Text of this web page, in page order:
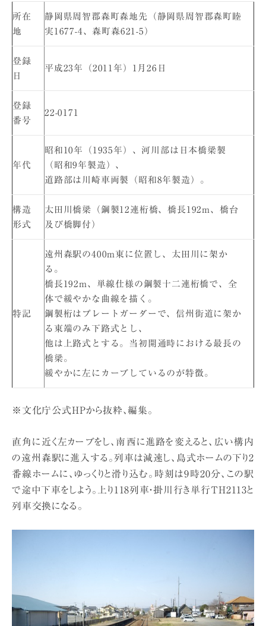
所在
地
静岡県周智郡森町森地先（静岡県周智郡森町睦
実1677-4、森町森621-5）
登録
日
平成23年（2011年）1月26日
登録
番号
22-0171
年代
昭和10年（1935年）、河川部は日本橋梁製
（昭和9年製造）、
道路部は川崎車両製（昭和8年製造）。
構造
形式
太田川橋梁（鋼製12連桁橋、橋長192m、橋台
及び橋脚付）
特記
遠州森駅の400m東に位置し、太田川に架か
る。
橋長192m、単線仕様の鋼製十二連桁橋で、全
体で緩やかな曲線を描く。
鋼製桁はプレートガーダーで、信州街道に架か
る東端のみ下路式とし、
他は上路式とする。当初開通時における最長の
橋梁。
緩やかに左にカーブしているのが特徴。
※文化庁公式HPから抜粋、編集。
直角に近く左カーブをし、南西に進路を変えると、広い構内
の遠州森駅に進入する。列車は減速し、島式ホームの下り2
番線ホームに、ゆっくりと滑り込む。時刻は9時20分、この駅
で途中下車をしよう。上り118列車・掛川行き単行TH2113と
列車交換になる。